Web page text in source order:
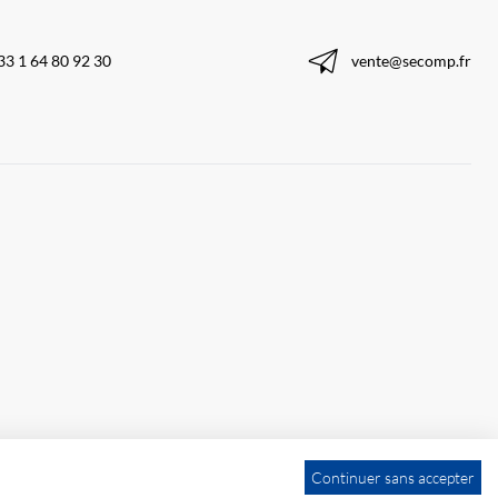
1 64 80 92 30 vente@secomp.fr
Continuer sans accepter